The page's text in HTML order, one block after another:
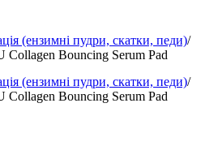
(ензимні пудри, скатки, педи)/
Bouncing Serum Pad
(ензимні пудри, скатки, педи)/
Bouncing Serum Pad